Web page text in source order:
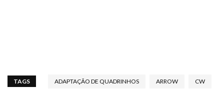
TAGS ADAPTAÇÃO DE QUADRINHOS ARROW CW